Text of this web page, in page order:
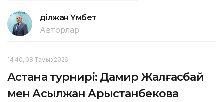
Әділжан Үмбет
Авторлар
14:40, 08 Тамыз 2026
Астана турнирі: Дамир Жалғасбай
мен Асылжан Арыстанбекова